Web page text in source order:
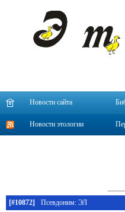
Новости сайта
Новости этологии
[#10872] Псевдоним: ЭЛ